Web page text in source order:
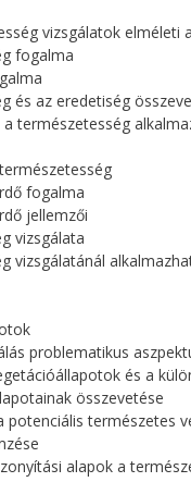
vizsgálatok elméleti
fogalma
és az eredetiség
a természetesség
fogalma
jellemzői
vizsgálata
vizsgálatánál
problematikus
és a
összevetése
potenciális természetes
alapok a